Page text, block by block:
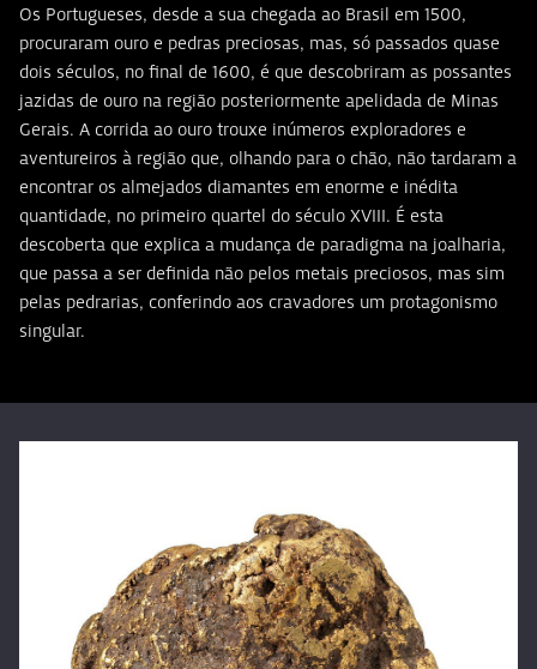
Os Portugueses, desde a sua chegada ao Brasil em 1500,
procuraram ouro e pedras preciosas, mas, só passados quase
dois séculos, no final de 1600, é que descobriram as possantes
jazidas de ouro na região posteriormente apelidada de Minas
Gerais. A corrida ao ouro trouxe inúmeros exploradores e
aventureiros à região que, olhando para o chão, não tardaram a
encontrar os almejados diamantes em enorme e inédita
quantidade, no primeiro quartel do século XVIII. É esta
descoberta que explica a mudança de paradigma na joalharia,
que passa a ser definida não pelos metais preciosos, mas sim
pelas pedrarias, conferindo aos cravadores um protagonismo
singular.